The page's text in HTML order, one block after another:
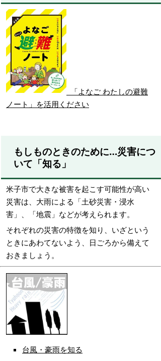
「よなご わたしの避難
ノート」を活用ください
もしものときのために…災害につ
いて「知る」
米子市で大きな被害を起こす可能性が高い
災害は、大雨による「土砂災害・浸水
害」、「地震」などが考えられます。
それぞれの災害の特徴を知り、いざという
ときにあわてないよう、日ごろから備えて
おきましょう。
台風・豪雨を知る